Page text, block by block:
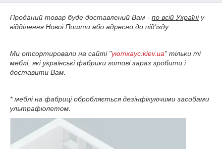
Проданий товар буде доставлений Вам - по всій Україніу
відділення Нової Пошти або адресно до під'їзду.
Ми отсортировали на сайті "уютхаус.kiev.ua" тільки ті
меблі, які українські фабрики готові зараз зробити і
доставити Вам.
* меблі на фабриці обробляється дезінфікуючими засобами
ультрафіолетом.